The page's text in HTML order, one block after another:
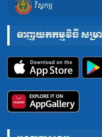
វិស្វកម្ម
ទាញយកកម្មវិធី សម្រ